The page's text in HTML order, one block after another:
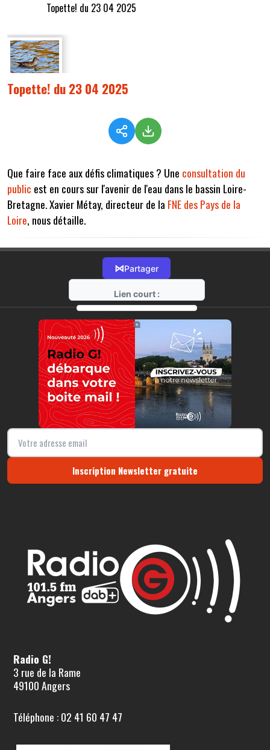
Topette! du 23 04 2025
Topette! du 23 04 2025
Que faire face aux défis climatiques ? Une consultation du
public est en cours sur l'avenir de l'eau dans le bassin Loire-
Bretagne. Xavier Métay, directeur de la FNE des Pays de la
Loire, nous détaille.
⋈Partager
Lien court :
https://radio-g.fr?17562
⧉
Inscription Newsletter gratuite
Radio G!
3 rue de la Rame
49100 Angers
Téléphone : 02 41 60 47 47